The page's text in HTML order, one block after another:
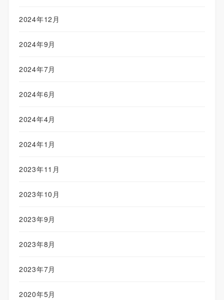
2024年12月
2024年9月
2024年7月
2024年6月
2024年4月
2024年1月
2023年11月
2023年10月
2023年9月
2023年8月
2023年7月
2020年5月